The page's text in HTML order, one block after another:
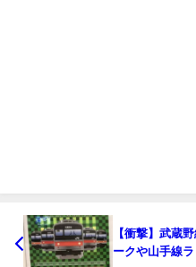
【衝撃】武蔵
ークや山手線